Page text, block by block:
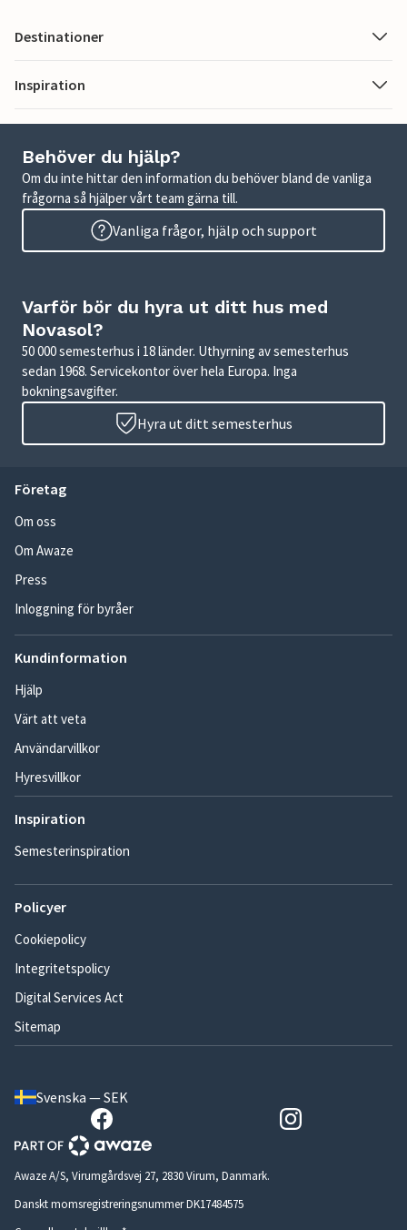
Destinationer
Inspiration
Behöver du hjälp?
Om du inte hittar den information du behöver bland de vanliga
frågorna så hjälper vårt team gärna till.
Vanliga frågor, hjälp och support
Varför bör du hyra ut ditt hus med
Novasol?
50 000 semesterhus i 18 länder. Uthyrning av semesterhus
sedan 1968. Servicekontor över hela Europa. Inga
bokningsavgifter.
Hyra ut ditt semesterhus
Företag
Om oss
Om Awaze
Press
Inloggning för byråer
Kundinformation
Hjälp
Värt att veta
Användarvillkor
Hyresvillkor
Inspiration
Semesterinspiration
Policyer
Cookiepolicy
Integritetspolicy
Digital Services Act
Sitemap
Svenska — SEK
Awaze A/S, Virumgårdsvej 27, 2830 Virum, Danmark.
Danskt momsregistreringsnummer DK17484575